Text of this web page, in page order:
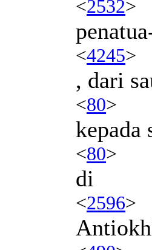
<2532>
<4245>
, dari
<80>
kepada
<80>
di
<2596>